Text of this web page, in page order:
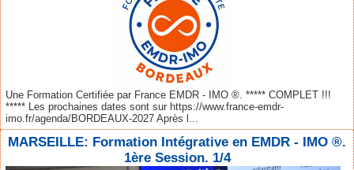
Une Formation Certifiée par France EMDR - IMO ®. ***** COMPLET !!!
***** Les prochaines dates sont sur https://www.france-emdr-
imo.fr/agenda/BORDEAUX-2027 Après l...
MARSEILLE: Formation Intégrative en EMDR - IMO ®.
1ère Session. 1/4